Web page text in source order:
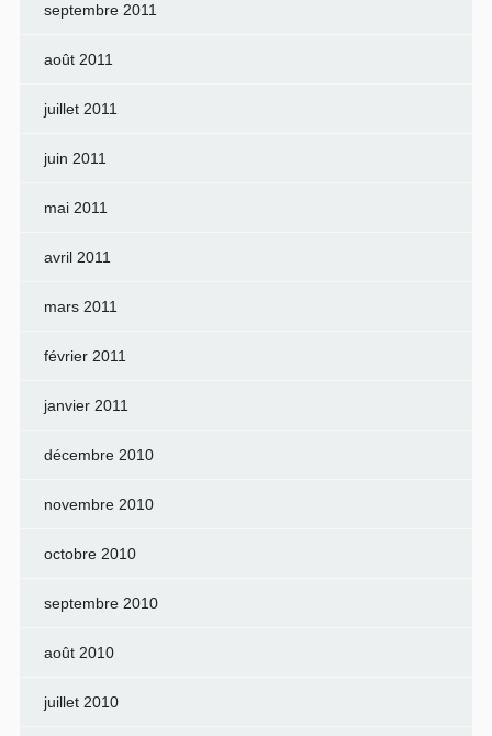
septembre 2011
août 2011
juillet 2011
juin 2011
mai 2011
avril 2011
mars 2011
février 2011
janvier 2011
décembre 2010
novembre 2010
octobre 2010
septembre 2010
août 2010
juillet 2010